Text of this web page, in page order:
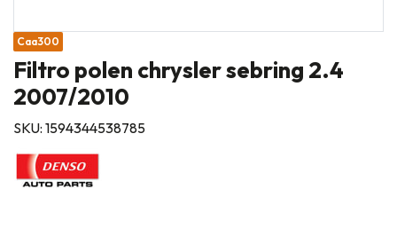
Caa300
Filtro polen chrysler sebring 2.4
2007/2010
SKU: 1594344538785